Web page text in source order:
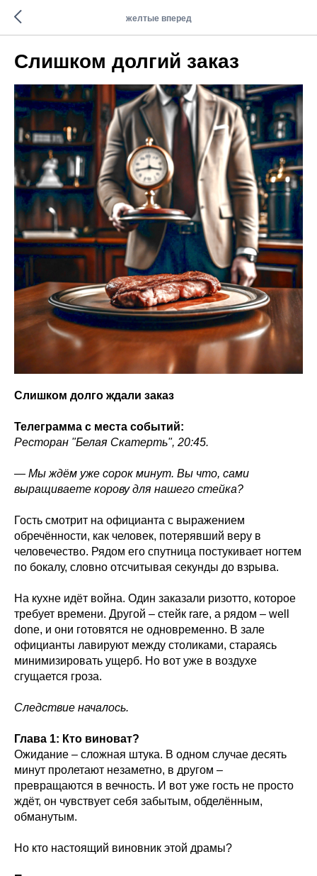
желтые вперед
Слишком долгий заказ
Слишком долго ждали заказ
Телеграмма с места событий:
Ресторан "Белая Скатерть", 20:45.
— Мы ждём уже сорок минут. Вы что, сами
выращиваете корову для нашего стейка?
Гость смотрит на официанта с выражением
обречённости, как человек, потерявший веру в
человечество. Рядом его спутница постукивает ногтем
по бокалу, словно отсчитывая секунды до взрыва.
На кухне идёт война. Один заказали ризотто, которое
требует времени. Другой – стейк rare, а рядом – well
done, и они готовятся не одновременно. В зале
официанты лавируют между столиками, стараясь
минимизировать ущерб. Но вот уже в воздухе
сгущается гроза.
Следствие началось.
Глава 1: Кто виноват?
Ожидание – сложная штука. В одном случае десять
минут пролетают незаметно, в другом –
превращаются в вечность. И вот уже гость не просто
ждёт, он чувствует себя забытым, обделённым,
обманутым.
Но кто настоящий виновник этой драмы?